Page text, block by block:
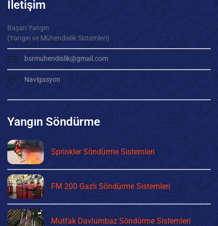
İletişim
Başarı Yangın
(Yangın ve Mühendislik Sistemleri)
bsrmuhendislik@gmail.com
Navigasyon
Yangın Söndürme
Sprinkler Söndürme Sistemleri
FM 200 Gazlı Söndürme Sistemleri
Mutfak Davlumbaz Söndürme Sistemleri